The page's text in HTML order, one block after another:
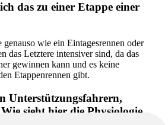
das zu einer Etappe einer
wie ein Eintagesrennen oder
das Letztere intensiver sind, da das
gewinnen kann und es keine
Etappenrennen gibt.
Unterstützungsfahrern,
sieht hier die Physiologie